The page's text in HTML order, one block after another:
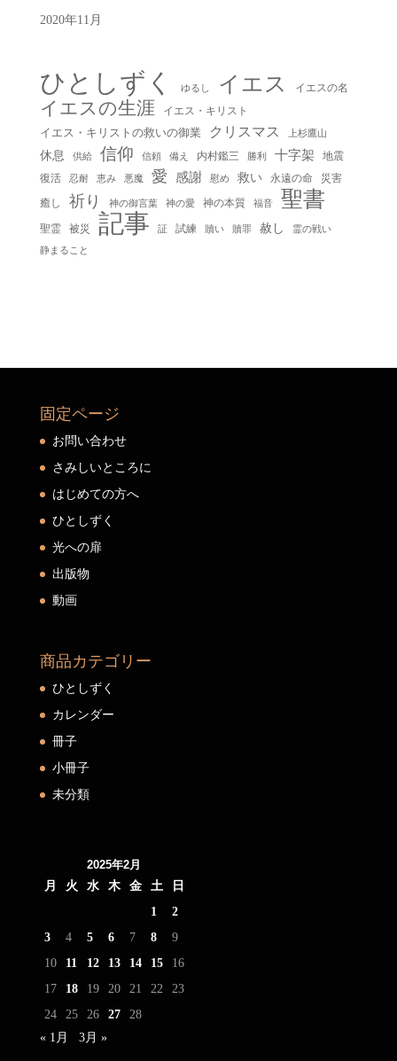
2020年11月
ひとしずく ゆるし イエス イエスの名
イエスの生涯
イエス・キリスト
イエス・キリストの救いの御業
クリスマス 上杉鷹山
休息 供給 信仰 信頼 備え 内村鑑三 勝利 十字架
地震
復活
忍耐 恵み 悪魔 愛 感謝 慰め 救い 永遠の命
災害
癒し
祈り 神の御言葉 神の愛 神の本質 福音 聖書
聖霊 被災 記事 証 試練 贖い 贖罪 赦し 霊の戦い
静まること
固定ページ
お問い合わせ
さみしいところに
はじめての方へ
ひとしずく
光への扉
出版物
動画
商品カテゴリー
ひとしずく
カレンダー
冊子
小冊子
未分類
2025年2月
月
火 水 木 金 土
日
1
2
3
4 5 6 7 8
9
10
11 12 13 14 15
16
17
18 19 20 21 22
23
24
25 26 27
28
« 1月
3月 »